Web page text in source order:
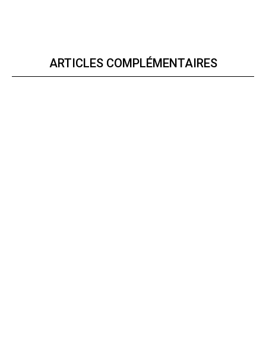
ARTICLES COMPLÉMENTAIRES